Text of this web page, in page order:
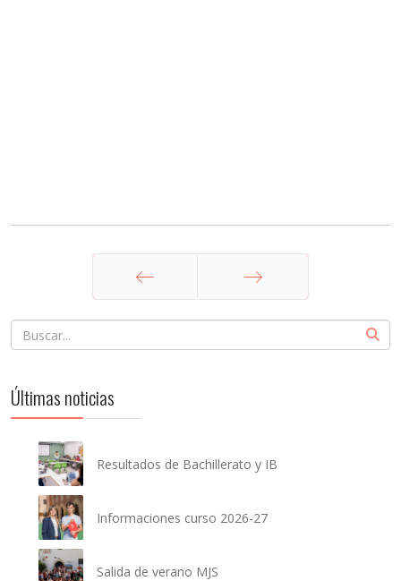
Anterior Siguiente
Últimas noticias
Resultados de Bachillerato y IB
Informaciones curso 2026-27
Salida de verano MJS